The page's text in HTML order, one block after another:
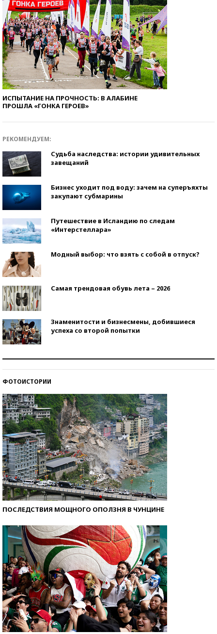
ИСПЫТАНИЕ НА ПРОЧНОСТЬ: В АЛАБИНЕ
ПРОШЛА «ГОНКА ГЕРОЕВ»
РЕКОМЕНДУЕМ:
Судьба наследства: истории удивительных
завещаний
Бизнес уходит под воду: зачем на суперъяхты
закупают субмарины
Путешествие в Исландию по следам
«Интерстеллара»
Модный выбор: что взять с собой в отпуск?
Самая трендовая обувь лета – 2026
Знаменитости и бизнесмены, добившиеся
успеха со второй попытки
ФОТОИСТОРИИ
ПОСЛЕДСТВИЯ МОЩНОГО ОПОЛЗНЯ В ЧУНЦИНЕ